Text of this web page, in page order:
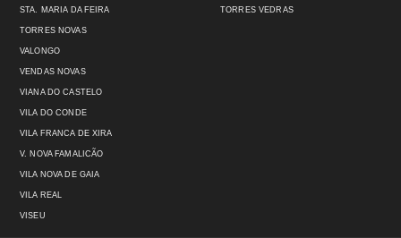
STA. MARIA DA FEIRA TORRES VEDRAS
TORRES NOVAS
VALONGO
VENDAS NOVAS
VIANA DO CASTELO
VILA DO CONDE
VILA FRANCA DE XIRA
V. NOVA FAMALICÃO
VILA NOVA DE GAIA
VILA REAL
VISEU